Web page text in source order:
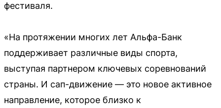
фестиваля.
«На протяжении многих лет Альфа-Банк
поддерживает различные виды спорта,
выступая партнером ключевых соревнований
страны. И сап-движение — это новое активное
направление, которое близко к